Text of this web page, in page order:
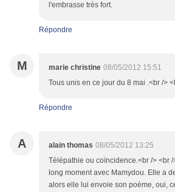
l'embrasse très fort.
Répondre
M marie christine 08/05/2012 15:51
Tous unis en ce jour du 8 mai .<br />
Répondre
A alain thomas 08/05/2012 13:25
Télépathie ou coïncidence.<br /> <br
long moment avec Mamydou. Elle a
alors elle lui envoie son poème, oui,